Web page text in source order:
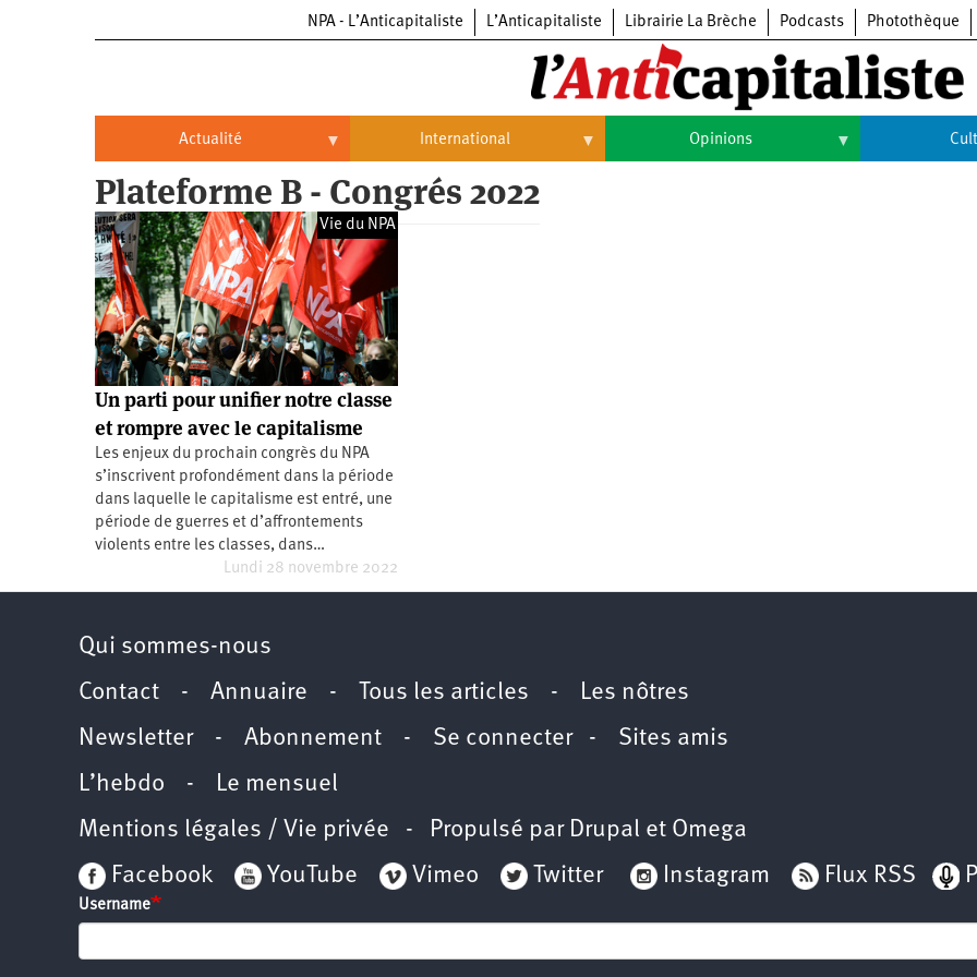
NPA - L’Anticapitaliste L’Anticapitaliste Librairie La Brèche Podcasts Photothèque
Actualité
Actualité
Politique
Entreprises
Entreprises
Automobile
Aéronautique
Commerce
Hôpitaux
SNCF
Oppressions
Oppressions
Antiracisme
Féminisme
LGBTI
Économie
Écologie
Éducation
Santé
Vidéos
International
International
Brésil
États-
Unis
Continents
Amérique
latine
Moyen-
Océanie
Opinions
Plateforme B - Congrés 2022
Vie du NPA
Un parti pour unifier notre classe
et rompre avec le capitalisme
Les enjeux du prochain congrès du NPA
s’inscrivent profondément dans la période
dans laquelle le capitalisme est entré, une
période de guerres et d’affrontements
violents entre les classes, dans…
Lundi 28 novembre 2022
Qui sommes-nous
Contact - Annuaire - Tous les articles - Les nôtres
Newsletter- Abonnement - Se connecter- Sites amis
L’hebdo - Le mensuel
Mentions légales / Vie privée - Propulsé par Drupal et Omega
Facebook
YouTube Vimeo Twitter Instagram Flux RSS
Username